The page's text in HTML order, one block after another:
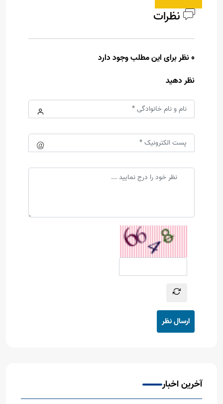
نظرات
0 نظر برای این مطلب وجود دارد
نظر دهید
ارسال نظر
آخرین اخبار